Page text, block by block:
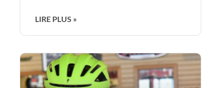
LIRE PLUS »